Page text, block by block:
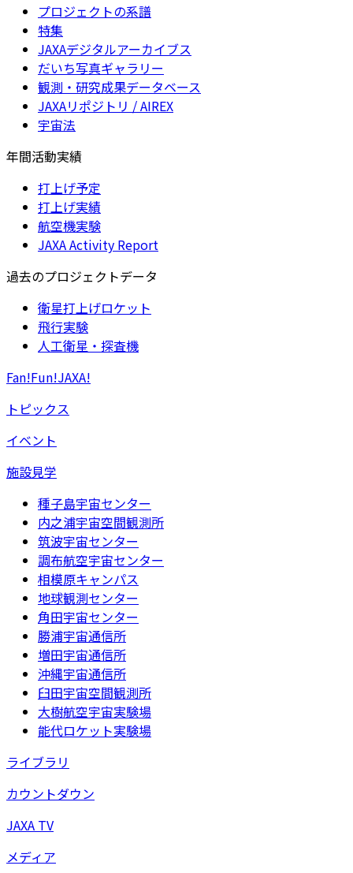
プロジェクトの系譜
特集
JAXAデジタルアーカイブス
だいち写真ギャラリー
観測・研究成果データベース
JAXAリポジトリ / AIREX
宇宙法
年間活動実績
打上げ予定
打上げ実績
航空機実験
JAXA Activity Report
過去のプロジェクトデータ
衛星打上げロケット
飛行実験
人工衛星・探査機
Fan!Fun!JAXA!
トピックス
イベント
施設見学
種子島宇宙センター
内之浦宇宙空間観測所
筑波宇宙センター
調布航空宇宙センター
相模原キャンパス
地球観測センター
角田宇宙センター
勝浦宇宙通信所
増田宇宙通信所
沖縄宇宙通信所
臼田宇宙空間観測所
大樹航空宇宙実験場
能代ロケット実験場
ライブラリ
カウントダウン
JAXA TV
メディア